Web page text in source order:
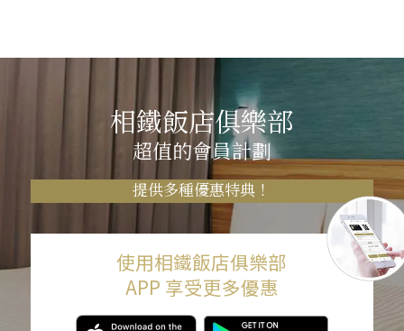
相鐵飯店俱樂部
超值的會員計劃
提供多種優惠特典！
使用相鐵飯店俱樂部
APP 享受更多優惠